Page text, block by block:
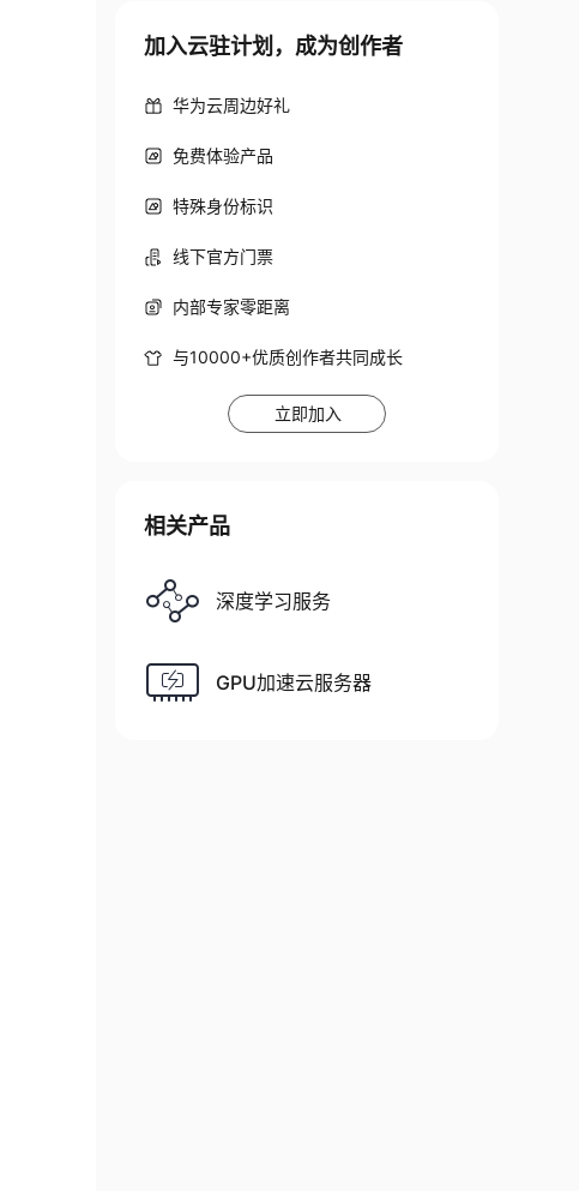
加入云驻计划，成为创作者
华为云周边好礼
免费体验产品
特殊身份标识
线下官方门票
内部专家零距离
与10000+优质创作者共同成长
立即加入
相关产品
深度学习服务
GPU加速云服务器